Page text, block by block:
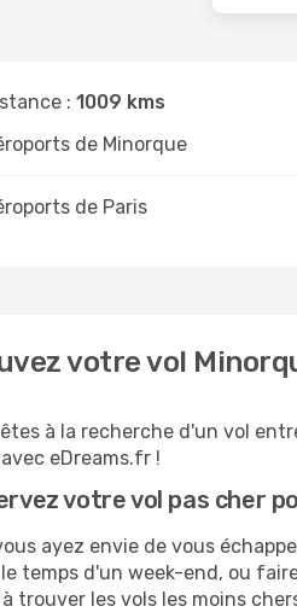
: 1009 kms
de Minorque
de Paris
votre vol
à la recherche d'un vol
eDreams.fr !
votre vol pas cher
ayez envie de vous
le temps d'un week-end, ou
trouver les vols les moins